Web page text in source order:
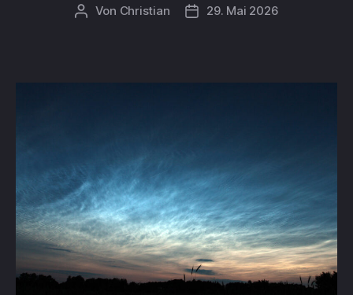
Beitragsautor
Von Christian Beitragsdatum
29. Mai 2026